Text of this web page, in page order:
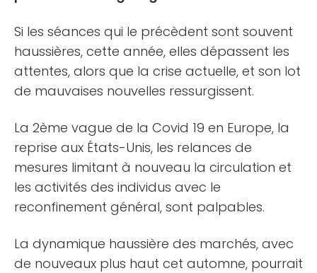
Si les séances qui le précèdent sont souvent
haussières, cette année, elles dépassent les
attentes, alors que la crise actuelle, et son lot
de mauvaises nouvelles ressurgissent.
La 2ème vague de la Covid 19 en Europe, la
reprise aux États-Unis, les relances de
mesures limitant à nouveau la circulation et
les activités des individus avec le
reconfinement général, sont palpables.
La dynamique haussière des marchés, avec
de nouveaux plus haut cet automne, pourrait